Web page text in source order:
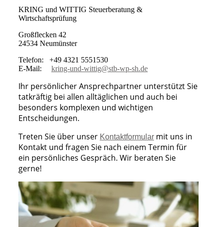
KRING und WITTIG Steuerberatung &
Wirtschaftsprüfung
Großflecken 42
24534 Neumünster
Telefon: +49 4321 5551530
E-Mail: kring-und-wittig@stb-wp-sh.de
Ihr persönlicher Ansprechpartner unterstützt Sie
tatkräftig bei allen alltäglichen und auch bei
besonders komplexen und wichtigen
Entscheidungen.
Treten Sie über unser Kontaktformularmit uns in
Kontakt und fragen Sie nach einem Termin für
ein persönliches Gespräch. Wir beraten Sie
gerne!